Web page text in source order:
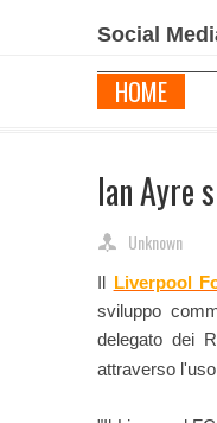
Social
HOME
Ian Ayre
Unknown
Liverpool
sviluppo
delegato dei
attraverso